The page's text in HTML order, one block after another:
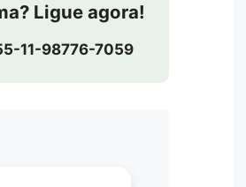
Ligue agora!
11-98776-7059